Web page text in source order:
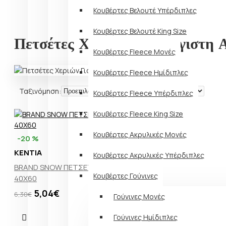
Κουβέρτες Βελουτέ Υπέρδιπλες
Κουβέρτες Βελουτέ King Size
Κουβέρτες Fleece Μονές
Κουβέρτες Fleece Ημίδιπλες
Κουβέρτες Fleece Υπέρδιπλες
Κουβέρτες Fleece King Size
Κουβέρτες Ακρυλικές Μονές
Κουβέρτες Ακρυλικές Υπέρδιπλες
Κουβέρτες Γούνινες
Γούνινες Μονές
Γούνινες Ημίδιπλες
Πετσέτες Χεριών Για Μέγιστη
Ταξινόμηση: Εμφάνιση:
-20 %
KENTIA
BRAND SNOW ΠΕΤΣΕΤΑ ΧΕΡΙΩΝ
40Χ60
6,30€ 5,04€